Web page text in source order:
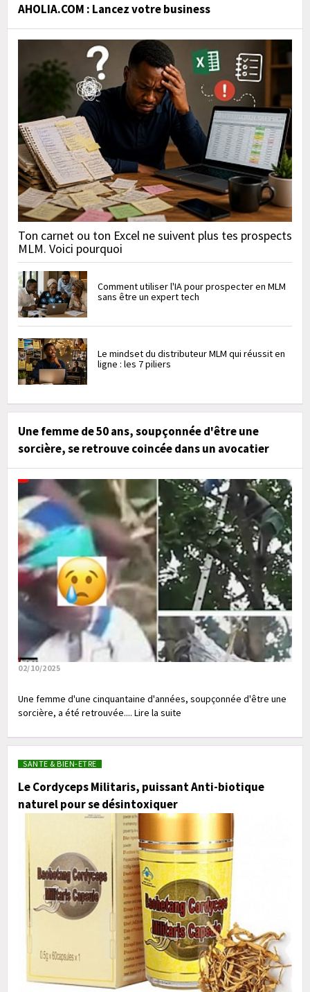
AHOLIA.COM : Lancez votre business
Ton carnet ou ton Excel ne suivent plus tes prospects
MLM. Voici pourquoi
Comment utiliser l'IA pour prospecter en MLM
sans être un expert tech
Le mindset du distributeur MLM qui réussit en
ligne : les 7 piliers
Une femme de 50 ans, soupçonnée d'être une
sorcière, se retrouve coincée dans un avocatier
02/10/2025
Une femme d'une cinquantaine d'années, soupçonnée d'être une
sorcière, a été retrouvée.... Lire la suite
SANTE & BIEN-ETRE
Le Cordyceps Militaris, puissant Anti-biotique
naturel pour se désintoxiquer